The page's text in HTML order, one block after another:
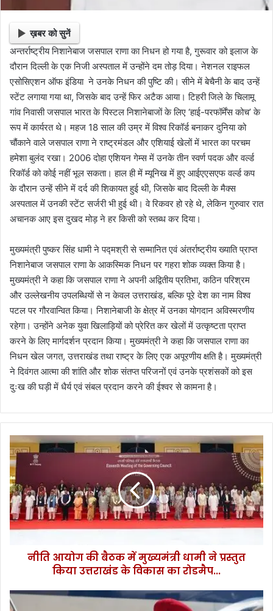
ख़बर को सुनें
अन्तर्राष्ट्रीय निशानेबाज जसपाल राणा का निधन हो गया है, गुरूवार को इलाज के
दौरान दिल्ली के एक निजी अस्पताल में उन्होंने दम तोड़ दिया। नेशनल राइफल
एसोसिएशन ऑफ इंडिया ने उनके निधन की पुष्टि की। सीने में बेचैनी के बाद उन्हें
स्टेंट लगाया गया था, जिसके बाद उन्हें फिर अटैक आया। टिहरी जिले के चिलामू
गांव निवासी जसपाल भारत के पिस्टल निशानेबाजों के लिए ‘हाई-परफॉर्मेंस कोच’ के
रूप में कार्यरत थे। महज 18 साल की उम्र में विश्व रिकॉर्ड बनाकर दुनिया को
चौंकाने वाले जसपाल राणा ने राष्ट्रमंडल और एशियाई खेलों में भारत का परचम
हमेशा बुलंद रखा। 2006 दोहा एशियन गेम्स में उनके तीन स्वर्ण पदक और वर्ल्ड
रिकॉर्ड को कोई नहीं भूल सकता। हाल ही में म्यूनिख में हुए आईएएसएफ वर्ल्ड कप
के दौरान उन्हें सीने में दर्द की शिकायत हुई थी, जिसके बाद दिल्ली के मैक्स
अस्पताल में उनकी स्टेंट सर्जरी भी हुई थी। वे रिकवर हो रहे थे, लेकिन गुरुवार रात
अचानक आए इस दुखद मोड़ ने हर किसी को स्तब्ध कर दिया।
मुख्यमंत्री पुष्कर सिंह धामी ने पद्मश्री से सम्मानित एवं अंतर्राष्ट्रीय ख्याति प्राप्त
निशानेबाज जसपाल राणा के आकस्मिक निधन पर गहरा शोक व्यक्त किया है।
मुख्यमंत्री ने कहा कि जसपाल राणा ने अपनी अद्वितीय प्रतिभा, कठिन परिश्रम
और उल्लेखनीय उपलब्धियों से न केवल उत्तराखंड, बल्कि पूरे देश का नाम विश्व
पटल पर गौरवान्वित किया। निशानेबाजी के क्षेत्र में उनका योगदान अविस्मरणीय
रहेगा। उन्होंने अनेक युवा खिलाड़ियों को प्रेरित कर खेलों में उत्कृष्टता प्राप्त
करने के लिए मार्गदर्शन प्रदान किया। मुख्यमंत्री ने कहा कि जसपाल राणा का
निधन खेल जगत, उत्तराखंड तथा राष्ट्र के लिए एक अपूरणीय क्षति है। मुख्यमंत्री
ने दिवंगत आत्मा की शांति और शोक संतप्त परिजनों एवं उनके प्रशंसकों को इस
दुःख की घड़ी में धैर्य एवं संबल प्रदान करने की ईश्वर से कामना है।
नी
ति
आ
यो
ग
की
बै
ठ
मं
त्री
नीति आयोग की बैठक में मुख्यमंत्री धामी ने प्रस्तुत
किया उत्तराखंड के विकास का रोडमैप...
दो